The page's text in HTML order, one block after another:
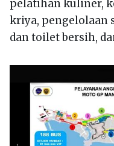
pelatihan kuliner,
kriya, pengelolaan
dan toilet bersih,